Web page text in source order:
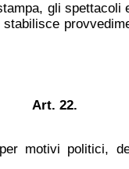
gli spettacoli
Art. 22.
motivi politici,